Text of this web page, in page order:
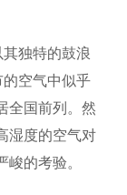
其独特的鼓浪
的空气中似乎
全国前列。然
湿度的空气对
的考验。